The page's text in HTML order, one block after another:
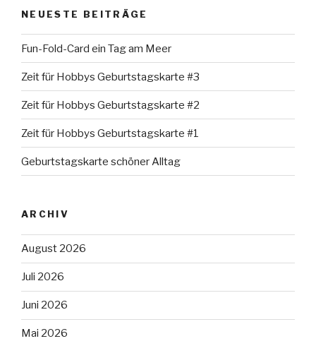
NEUESTE BEITRÄGE
Fun-Fold-Card ein Tag am Meer
Zeit für Hobbys Geburtstagskarte #3
Zeit für Hobbys Geburtstagskarte #2
Zeit für Hobbys Geburtstagskarte #1
Geburtstagskarte schöner Alltag
ARCHIV
August 2026
Juli 2026
Juni 2026
Mai 2026